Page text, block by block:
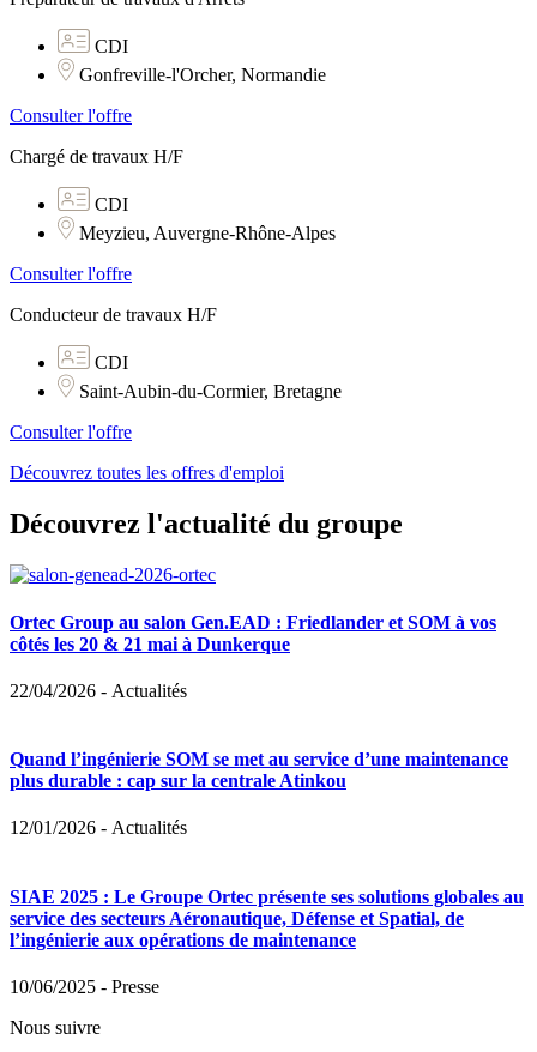
CDI
Gonfreville-l'Orcher, Normandie
Consulter l'offre
Chargé de travaux H/F
CDI
Meyzieu, Auvergne-Rhône-Alpes
Consulter l'offre
Conducteur de travaux H/F
CDI
Saint-Aubin-du-Cormier, Bretagne
Consulter l'offre
Découvrez toutes les offres d'emploi
Découvrez l'actualité du groupe
Ortec Group au salon Gen.EAD : Friedlander et SOM à vos
côtés les 20 & 21 mai à Dunkerque
22/04/2026 - Actualités
Quand l’ingénierie SOM se met au service d’une maintenance
plus durable : cap sur la centrale Atinkou
12/01/2026 - Actualités
SIAE 2025 : Le Groupe Ortec présente ses solutions globales au
service des secteurs Aéronautique, Défense et Spatial, de
l’ingénierie aux opérations de maintenance
10/06/2025 - Presse
Nous suivre